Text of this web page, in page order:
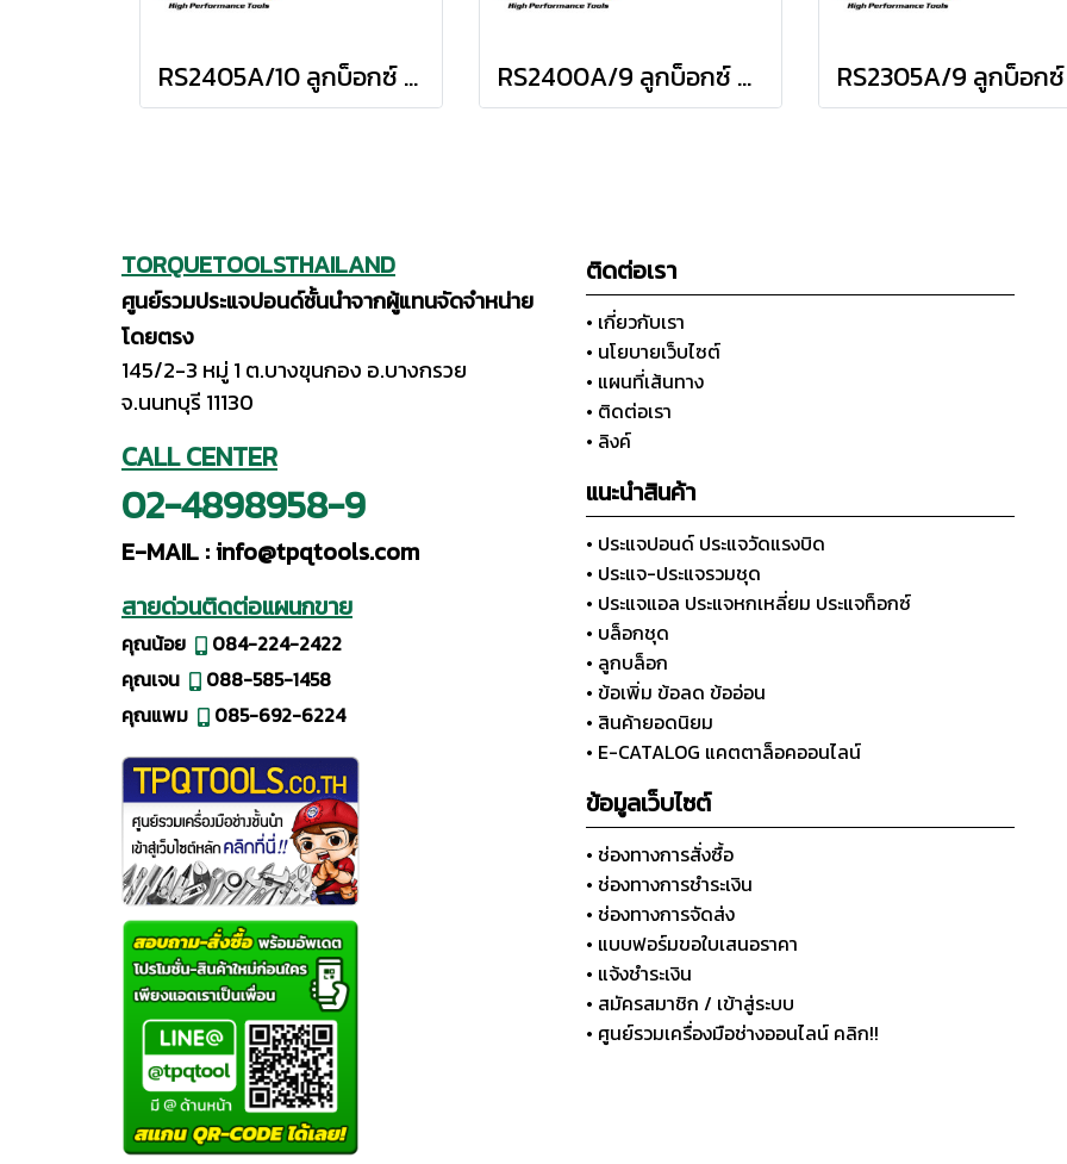
RS2405A/10 ลูกบ็อกซ์ สั้น 12P ชุด 10 ชิ้น (SQ.DR.1/4") Socket Set on Rail RS2400A/9 ลูกบ็อกซ์ สั้น 6P ชุด 9 ชิ้น (SQ.DR.1/4") Socket Set on Rail
TORQUETOOLSTHAILAND
ศูนย์รวมประแจปอนด์ชั้นนำจากผู้แทนจัดจำหน่าย
โดยตรง
145/2-3 หมู่ 1 ต.บางขุนกอง อ.บางกรวย
จ.นนทบุรี 11130
CALL CENTER
02-4898958-9
E-MAIL :info@tpqtools.com
สายด่วนติดต่อแผนกขาย
คุณน้อย
084-224-2422
คุณเจน
088-585-1458
คุณแพม
085-692-6224
ติดต่อเรา
• เกี่ยวกับเรา
• นโยบายเว็บไซต์
• แผนที่เส้นทาง
• ติดต่อเรา
• ลิงค์
แนะนำสินค้า
• ประแจปอนด์ ประแจวัดแรงบิด
• ประแจ-ประแจรวมชุด
• ประแจแอล ประแจหกเหลี่ยม ประแจท็อกซ์
• บล็อกชุด
• ลูกบล็อก
• ข้อเพิ่ม ข้อลด ข้ออ่อน
• สินค้ายอดนิยม
• E-CATALOG แคตตาล็อคออนไลน์
ข้อมูลเว็บไซต์
• ช่องทางการสั่งซื้อ
• ช่องทางการชำระเงิน
• ช่องทางการจัดส่ง
• แบบฟอร์มขอใบเสนอราคา
• แจ้งชำระเงิน
• สมัครสมาชิก / เข้าสู่ระบบ
• ศูนย์รวมเครื่องมือช่างออนไลน์ คลิก!!